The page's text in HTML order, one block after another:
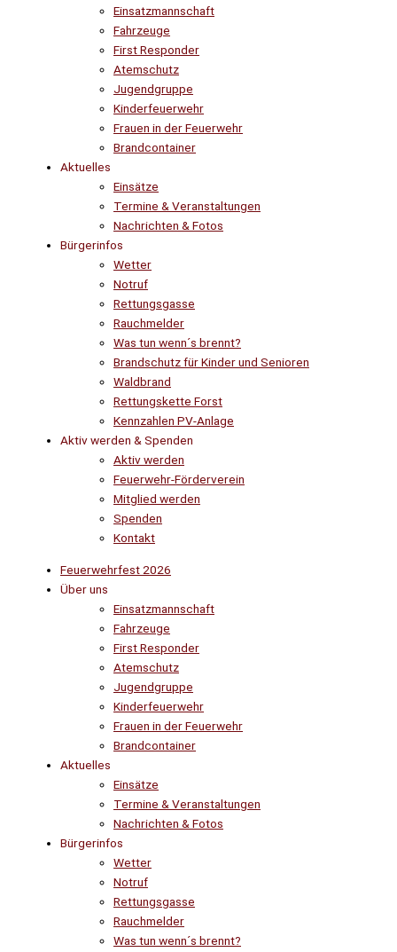
Einsatzmannschaft
Fahrzeuge
First Responder
Atemschutz
Jugendgruppe
Kinderfeuerwehr
Frauen in der Feuerwehr
Brandcontainer
Aktuelles
Einsätze
Termine & Veranstaltungen
Nachrichten & Fotos
Bürgerinfos
Wetter
Notruf
Rettungsgasse
Rauchmelder
Was tun wenn´s brennt?
Brandschutz für Kinder und Senioren
Waldbrand
Rettungskette Forst
Kennzahlen PV-Anlage
Aktiv werden & Spenden
Aktiv werden
Feuerwehr-Förderverein
Mitglied werden
Spenden
Kontakt
Feuerwehrfest 2026
Über uns
Einsatzmannschaft
Fahrzeuge
First Responder
Atemschutz
Jugendgruppe
Kinderfeuerwehr
Frauen in der Feuerwehr
Brandcontainer
Aktuelles
Einsätze
Termine & Veranstaltungen
Nachrichten & Fotos
Bürgerinfos
Wetter
Notruf
Rettungsgasse
Rauchmelder
Was tun wenn´s brennt?